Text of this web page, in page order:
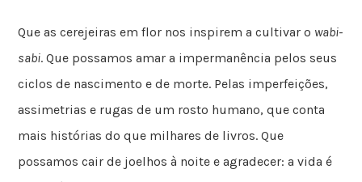
Que as cerejeiras em flor nos inspirem a cultivar o wabi-
sabi. Que possamos amar a impermanência pelos seus
ciclos de nascimento e de morte. Pelas imperfeições,
assimetrias e rugas de um rosto humano, que conta
mais histórias do que milhares de livros. Que
possamos cair de joelhos à noite e agradecer: a vida é